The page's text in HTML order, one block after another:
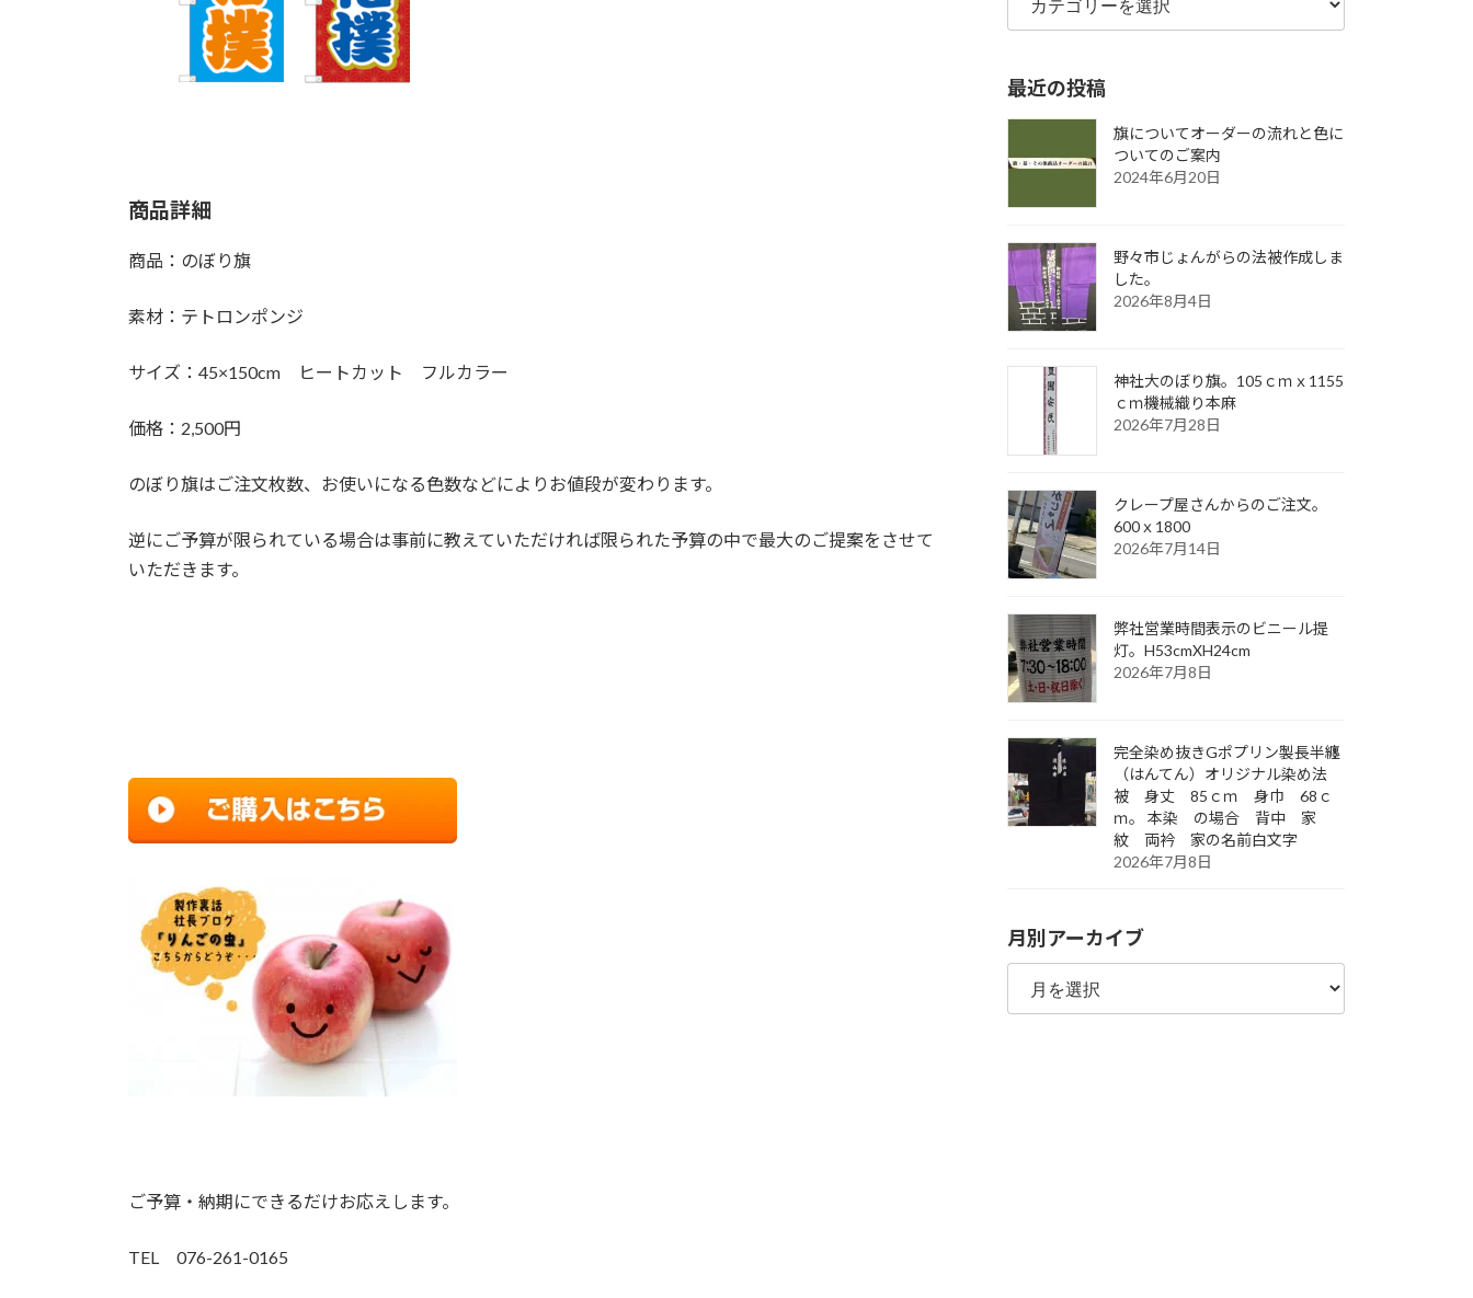
商品詳細
商品：のぼり旗
素材：テトロンポンジ
サイズ：45×150cm ヒートカット フルカラー
価格：2,500円
のぼり旗はご注文枚数、お使いになる色数などによりお値段が変わります。
逆にご予算が限られている場合は事前に教えていただければ限られた予算の中で最大のご提案をさせて
いただきます。
ご予算・納期にできるだけお応えします。
TEL 076-261-0165
ゴ
ー
最近の投稿
旗についてオーダーの流れと色に
ついてのご案内
2024年6月20日
野々市じょんがらの法被作成しま
した。
2026年8月4日
神社大のぼり旗。105ｃｍｘ1155
ｃｍ機械織り本麻
2026年7月28日
クレープ屋さんからのご注文。
600ｘ1800
2026年7月14日
弊社営業時間表示のビニール提
灯。H53cmXH24cm
2026年7月8日
完全染め抜きGポプリン製長半纏
（はんてん）オリジナル染め法
被 身丈 85ｃｍ 身巾 68ｃ
ｍ。 本染 の場合 背中 家
紋 両衿 家の名前白文字
2026年7月8日
月別アーカイブ
月
ア